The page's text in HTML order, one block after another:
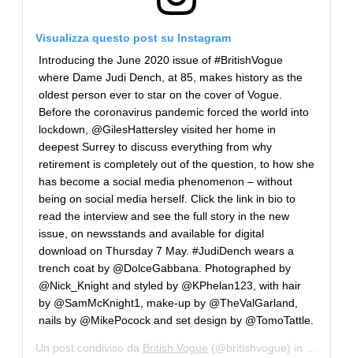
Visualizza questo post su Instagram
Introducing the June 2020 issue of #BritishVogue
where Dame Judi Dench, at 85, makes history as the
oldest person ever to star on the cover of Vogue.
Before the coronavirus pandemic forced the world into
lockdown, @GilesHattersley visited her home in
deepest Surrey to discuss everything from why
retirement is completely out of the question, to how she
has become a social media phenomenon – without
being on social media herself. Click the link in bio to
read the interview and see the full story in the new
issue, on newsstands and available for digital
download on Thursday 7 May. #JudiDench wears a
trench coat by @DolceGabbana. Photographed by
@Nick_Knight and styled by @KPhelan123, with hair
by @SamMcKnight1, make-up by @TheValGarland,
nails by @MikePocock and set design by @TomoTattle.
Un post condiviso da British Vogue (@britishvogue) in data: